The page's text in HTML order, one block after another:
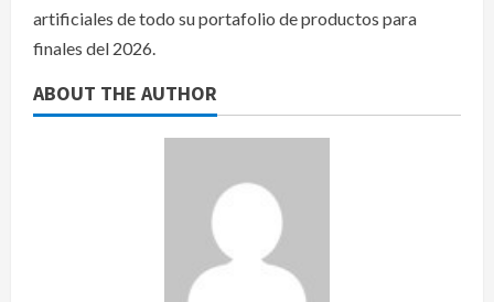
artificiales de todo su portafolio de productos para
finales del 2026.
ABOUT THE AUTHOR